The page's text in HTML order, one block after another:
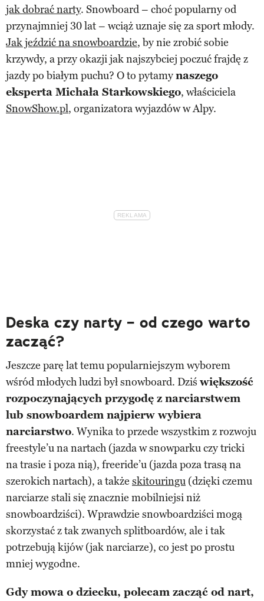
jak dobrać narty. Snowboard – choć popularny od
przynajmniej 30 lat – wciąż uznaje się za sport młody.
Jak jeździć na snowboardzie, by nie zrobić sobie
krzywdy, a przy okazji jak najszybciej poczuć frajdę z
jazdy po białym puchu? O to pytamynaszego
eksperta Michała Starkowskiego, właściciela
SnowShow.pl, organizatora wyjazdów w Alpy.
Deska czy narty – od czego warto
zacząć?
Jeszcze parę lat temu popularniejszym wyborem
wśród młodych ludzi był snowboard. Dziś większość
rozpoczynających przygodę z narciarstwem
lub snowboardem najpierw wybiera
narciarstwo. Wynika to przede wszystkim z rozwoju
freestyle’u na nartach (jazda w snowparku czy tricki
na trasie i poza nią), freeride’u (jazda poza trasą na
szerokich nartach), a także skitouringu (dzięki czemu
narciarze stali się znacznie mobilniejsi niż
snowboardziści). Wprawdzie snowboardziści mogą
skorzystać z tak zwanych splitboardów, ale i tak
potrzebują kijów (jak narciarze), co jest po prostu
mniej wygodne.
Gdy mowa o dziecku, polecam zacząć od nart,